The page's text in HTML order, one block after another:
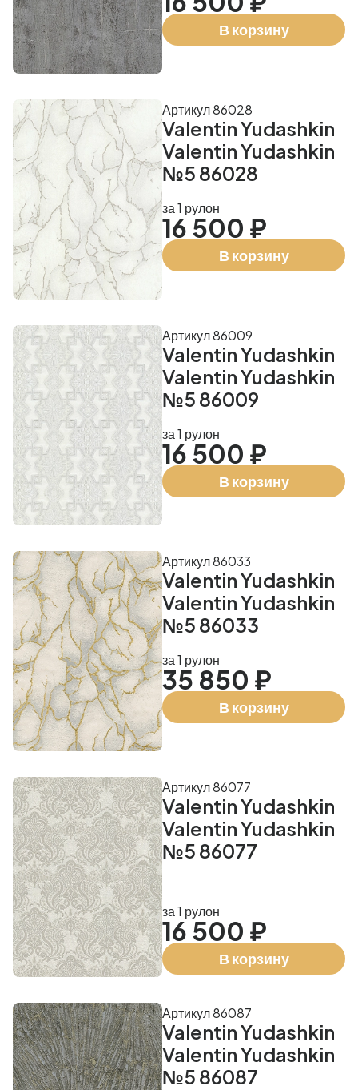
В корзину
Valentin Yudashkin
Valentin Yudashkin
№5 86028
Артикул 86028
за 1 рулон
16 500 ₽
В корзину
Valentin Yudashkin
Valentin Yudashkin
№5 86009
Артикул 86009
за 1 рулон
16 500 ₽
В корзину
Valentin Yudashkin
Valentin Yudashkin
№5 86033
Артикул 86033
за 1 рулон
35 850 ₽
В корзину
Valentin Yudashkin
Valentin Yudashkin
№5 86077
Артикул 86077
за 1 рулон
16 500 ₽
В корзину
Valentin Yudashkin
Valentin Yudashkin
№5 86087
Артикул 86087